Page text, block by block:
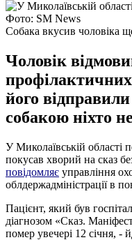
Фото: SM News
Собака вкусив чоловіка
Чоловік
його
собакою ніхто
У Миколаївській області
покусав хворий на сказ
повідомляє управління
облдержадміністрації в
Пацієнт, який був
діагнозом «Сказ.
помер увечері 12 січня, -